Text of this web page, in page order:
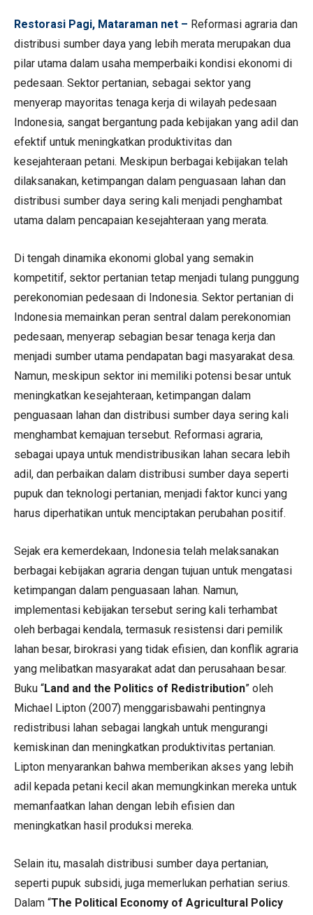
Restorasi Pagi, Mataraman net – Reformasi agraria dan
distribusi sumber daya yang lebih merata merupakan dua
pilar utama dalam usaha memperbaiki kondisi ekonomi di
pedesaan. Sektor pertanian, sebagai sektor yang
menyerap mayoritas tenaga kerja di wilayah pedesaan
Indonesia, sangat bergantung pada kebijakan yang adil dan
efektif untuk meningkatkan produktivitas dan
kesejahteraan petani. Meskipun berbagai kebijakan telah
dilaksanakan, ketimpangan dalam penguasaan lahan dan
distribusi sumber daya sering kali menjadi penghambat
utama dalam pencapaian kesejahteraan yang merata.
Di tengah dinamika ekonomi global yang semakin
kompetitif, sektor pertanian tetap menjadi tulang punggung
perekonomian pedesaan di Indonesia. Sektor pertanian di
Indonesia memainkan peran sentral dalam perekonomian
pedesaan, menyerap sebagian besar tenaga kerja dan
menjadi sumber utama pendapatan bagi masyarakat desa.
Namun, meskipun sektor ini memiliki potensi besar untuk
meningkatkan kesejahteraan, ketimpangan dalam
penguasaan lahan dan distribusi sumber daya sering kali
menghambat kemajuan tersebut. Reformasi agraria,
sebagai upaya untuk mendistribusikan lahan secara lebih
adil, dan perbaikan dalam distribusi sumber daya seperti
pupuk dan teknologi pertanian, menjadi faktor kunci yang
harus diperhatikan untuk menciptakan perubahan positif.
Sejak era kemerdekaan, Indonesia telah melaksanakan
berbagai kebijakan agraria dengan tujuan untuk mengatasi
ketimpangan dalam penguasaan lahan. Namun,
implementasi kebijakan tersebut sering kali terhambat
oleh berbagai kendala, termasuk resistensi dari pemilik
lahan besar, birokrasi yang tidak efisien, dan konflik agraria
yang melibatkan masyarakat adat dan perusahaan besar.
Buku “Land and the Politics of Redistribution” oleh
Michael Lipton (2007) menggarisbawahi pentingnya
redistribusi lahan sebagai langkah untuk mengurangi
kemiskinan dan meningkatkan produktivitas pertanian.
Lipton menyarankan bahwa memberikan akses yang lebih
adil kepada petani kecil akan memungkinkan mereka untuk
memanfaatkan lahan dengan lebih efisien dan
meningkatkan hasil produksi mereka.
Selain itu, masalah distribusi sumber daya pertanian,
seperti pupuk subsidi, juga memerlukan perhatian serius.
Dalam “The Political Economy of Agricultural Policy